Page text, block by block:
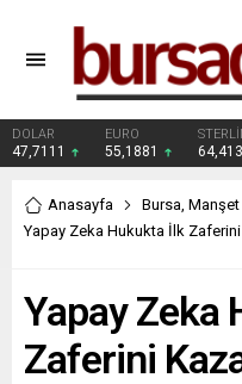
DOLAR
47,7111
EURO
55,1881
Anasayfa Bursa, Manşet
Yapay Zeka Hukukta İlk Zaferini
Yapay Zeka
Zaferini